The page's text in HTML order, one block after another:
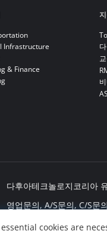
cookies are
Infrastructure
& Finance
다후아테크놀로지코리아
영업문의, A/S문의, C/S문
사무실 주소: 서울특별시